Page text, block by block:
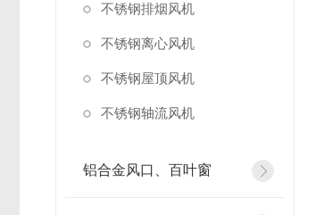
不锈钢排烟风机
不锈钢离心风机
不锈钢屋顶风机
不锈钢轴流风机
铝合金风口、百叶窗